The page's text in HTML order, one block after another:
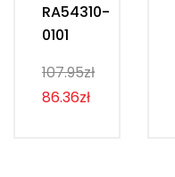
RA54310-
0101
107.95zł
86.36zł